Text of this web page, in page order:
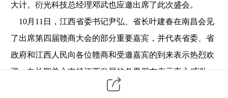
大计。衍光科技总经理邓武也应邀出席了此次盛会。
10月11日，江西省委书记尹弘、省长叶建春在南昌会见
了出席第四届赣商大会的部分重要嘉宾，并代表省委、省
政府和江西人民向各位赣商和受邀嘉宾的到来表示热烈欢
迎，向长期关心支持江西发展的各界朋友表示衷心感谢。